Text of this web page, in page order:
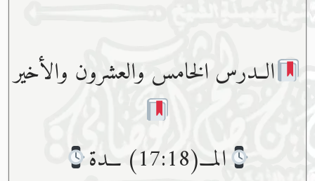
الــدرس الخامس والعشرون والأخير
المـــ(17:18) ـــدة